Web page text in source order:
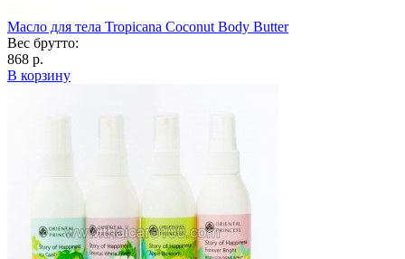
Масло для тела Tropicana Coconut Body Butter
Вес брутто:
868 р.
В корзину